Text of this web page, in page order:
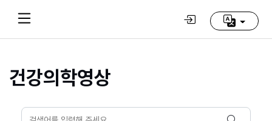
(current)
건강의학영상